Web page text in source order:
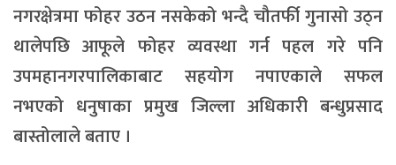
नगरक्षेत्रमा फोहर उठन नसकेको भन्दै चौतर्फी गुनासो उठ्न
थालेपछि आफूले फोहर व्यवस्था गर्न पहल गरे पनि
उपमहानगरपालिकाबाट सहयोग नपाएकाले सफल
नभएको धनुषाका प्रमुख जिल्ला अधिकारी बन्धुप्रसाद
बास्तोलाले बताए ।